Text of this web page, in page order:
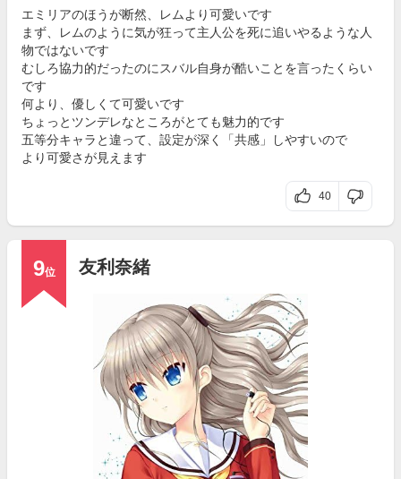
エミリアのほうが断然、レムより可愛いです
まず、レムのように気が狂って主人公を死に追いやるような人
物ではないです
むしろ協力的だったのにスバル自身が酷いことを言ったくらい
です
何より、優しくて可愛いです
ちょっとツンデレなところがとても魅力的です
五等分キャラと違って、設定が深く「共感」しやすいので
より可愛さが見えます
40
9位 友利奈緒